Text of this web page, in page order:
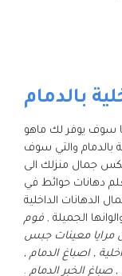
بالدمام
سوف يوفر لك ماهو
بالدمام والتي سوف
جمال منزلك الى
دهانات حوائط في
الدهانات الداخلية
الجميلة , فوم
مرايا معينات جبس
, اصباغ الدمام ,
الخبر الدمام .